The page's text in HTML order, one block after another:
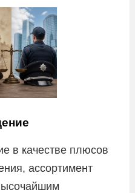
в качестве плюсов
ассортимент